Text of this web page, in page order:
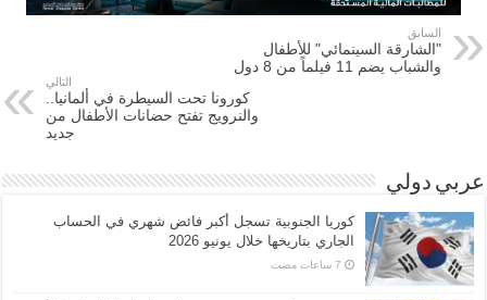
السابق
"الشارقة السينمائي" للأطفال
والشباب يضم 11 فيلماً من 8 دول
التالي
كورونا تحت السيطرة في ألمانيا..
والنرويج تفتح حضانات الأطفال من
جديد
عربي دولي
كوريا الجنوبية تسجل أكبر فائض شهري في الحساب
الجاري بتاريخها خلال يونيو 2026